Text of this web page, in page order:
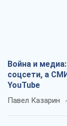
Война и
соцсети, а
YouTube
Павел Казарин